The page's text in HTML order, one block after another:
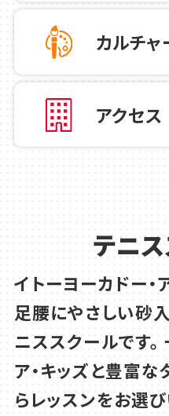
2026.06.06 テ
MCC CUP中級ク
知らせ
テニ
テニススクール
2026.05.25 テ
1か月お試し短期テ
集中！
カルチ
アクセス
テニ
イトーヨーカドー・
足腰にやさしい砂
ニススクールです。
ア・キッズと豊富
らレッスンをお選び